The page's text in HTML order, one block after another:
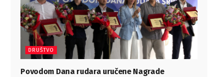
DRUŠTVO
Povodom Dana rudara uručene Nagrade